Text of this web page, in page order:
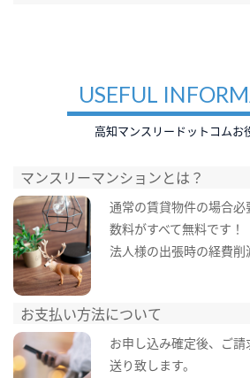
USEFUL
高知マンスリードットコムお
マンスリーマンションとは？
通常の賃貸物件の場合
数料がすべて無料です！
法人様の出張時の経費削
お支払い方法について
お申し込み確定後、ご
送り致します。